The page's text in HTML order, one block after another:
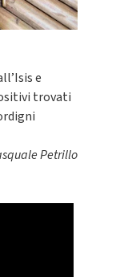
e
trovati
Petrillo